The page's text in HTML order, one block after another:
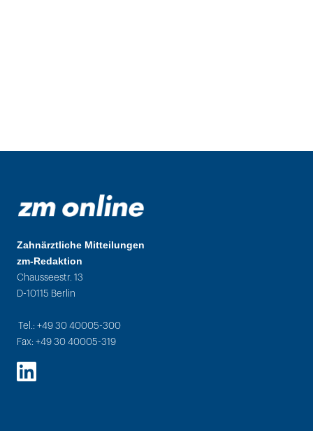
Zahnärztliche Mitteilungen
zm-Redaktion
Chausseestr. 13
D-10115 Berlin
Tel.: +49 30 40005-300
Fax: +49 30 40005-319
LinkedIn